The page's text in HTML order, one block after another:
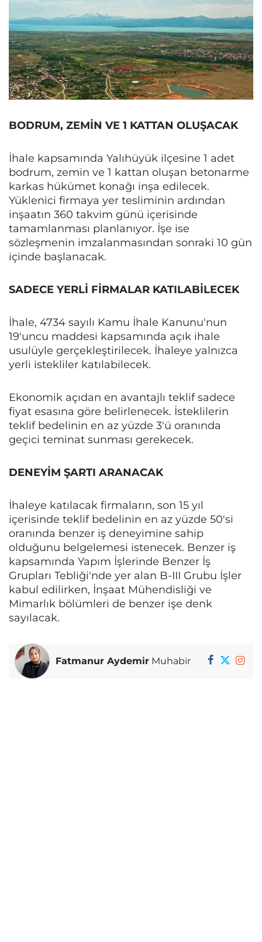
BODRUM, ZEMİN VE 1 KATTAN OLUŞACAK
İhale kapsamında Yalıhüyük ilçesine 1 adet
bodrum, zemin ve 1 kattan oluşan betonarme
karkas hükümet konağı inşa edilecek.
Yüklenici firmaya yer tesliminin ardından
inşaatın 360 takvim günü içerisinde
tamamlanması planlanıyor. İşe ise
sözleşmenin imzalanmasından sonraki 10 gün
içinde başlanacak.
SADECE YERLİ FİRMALAR KATILABİLECEK
İhale, 4734 sayılı Kamu İhale Kanunu'nun
19'uncu maddesi kapsamında açık ihale
usulüyle gerçekleştirilecek. İhaleye yalnızca
yerli istekliler katılabilecek.
Ekonomik açıdan en avantajlı teklif sadece
fiyat esasına göre belirlenecek. İsteklilerin
teklif bedelinin en az yüzde 3'ü oranında
geçici teminat sunması gerekecek.
DENEYİM ŞARTI ARANACAK
İhaleye katılacak firmaların, son 15 yıl
içerisinde teklif bedelinin en az yüzde 50'si
oranında benzer iş deneyimine sahip
olduğunu belgelemesi istenecek. Benzer iş
kapsamında Yapım İşlerinde Benzer İş
Grupları Tebliği'nde yer alan B-III Grubu İşler
kabul edilirken, İnşaat Mühendisliği ve
Mimarlık bölümleri de benzer işe denk
sayılacak.
Fatmanur Aydemir Muhabir